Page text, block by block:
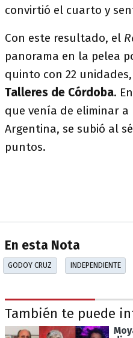
convirtió el cuarto y
Con este resultado, el
panorama en la pelea
quinto con 22
Talleres de Córdoba.
que venía de eliminar a
Argentina, se subió al
puntos.
En esta Nota
GODOY CRUZ INDEPENDIENTE
También te puede